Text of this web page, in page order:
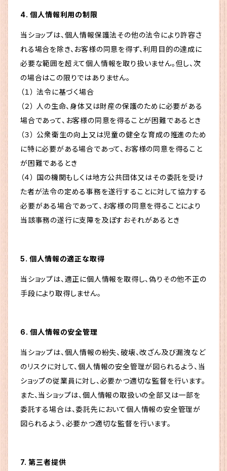
4. 個人情報利用の制限
当ショップは、個人情報保護法その他の法令により許容さ
れる場合を除き、お客様の同意を得ず、利用目的の達成に
必要な範囲を超えて個人情報を取り扱いません。但し、次
の場合はこの限りではありません。
（１） 法令に基づく場合
（２） 人の生命、身体又は財産の保護のために必要がある
場合であって、お客様の同意を得ることが困難であるとき
（３） 公衆衛生の向上又は児童の健全な育成の推進のため
に特に必要がある場合であって、お客様の同意を得ること
が困難であるとき
（４） 国の機関もしくは地方公共団体又はその委託を受け
た者が法令の定める事務を遂行することに対して協力する
必要がある場合であって、お客様の同意を得ることにより
当該事務の遂行に支障を及ぼすおそれがあるとき
5. 個人情報の適正な取得
当ショップは、適正に個人情報を取得し、偽りその他不正の
手段により取得しません。
6. 個人情報の安全管理
当ショップは、個人情報の紛失、破壊、改ざん及び漏洩など
のリスクに対して、個人情報の安全管理が図られるよう、当
ショップの従業員に対し、必要かつ適切な監督を行います。
また、当ショップは、個人情報の取扱いの全部又は一部を
委託する場合は、委託先において個人情報の安全管理が
図られるよう、必要かつ適切な監督を行います。
7. 第三者提供